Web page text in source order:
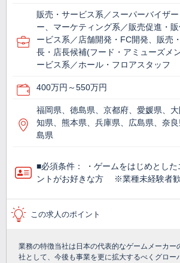
販売・サービス系／スーパーバイザ
ー、マーケティング系／販売促進・
ービス系／店舗開発・FC開発、販売
長・店長候補(フード・アミューズメ
ービス系／ホール・フロアスタッフ
400万円～550万円
福岡県、徳島県、京都府、愛媛県、
知県、熊本県、兵庫県、広島県、奈
島県
■必須条件： ・ゲームをはじめとした
ントがお好きな方 ※業種未経験者
この求人のポイント
業務の特徴当社は日本の代表的なゲームメーカー
社として、今後も事業を更に拡大するべくグロー